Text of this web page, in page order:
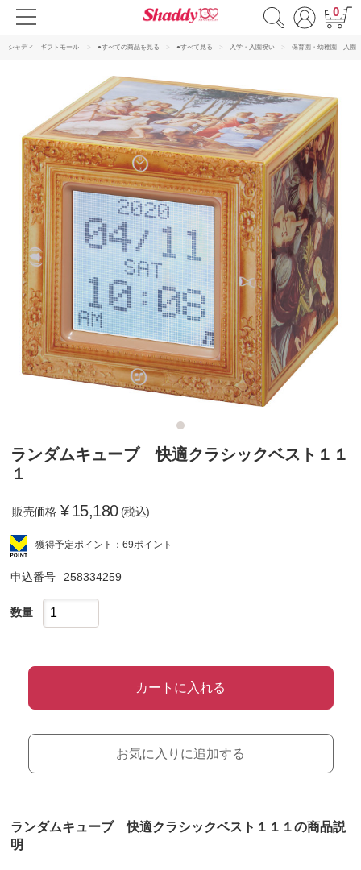
0
シャディ ギフトモール ●すべての商品を見る ●すべて見る 入学・入園祝い 保育園・幼稚園 入園
ランダムキューブ 快適クラシックベスト１１
１
販売価格 ¥15,180 (税込)
獲得予定ポイント：69ポイント
申込番号 258334259
数量
カートに入れる
お気に入りに追加する
ランダムキューブ 快適クラシックベスト１１１の商品説
明